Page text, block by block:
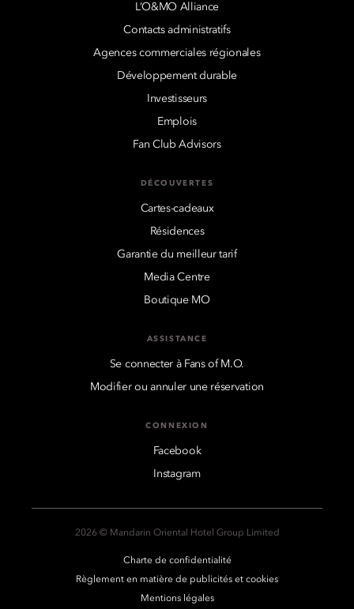
L’O&MO Alliance
Contacts administratifs
Agences commerciales régionales
Développement durable
Investisseurs
Emplois
Fan Club Advisors
DÉCOUVERTES
Cartes-cadeaux
Résidences
Garantie du meilleur tarif
Media Centre
Boutique MO
ASSISTANCE
Se connecter à Fans of M.O.
Modifier ou annuler une réservation
CONNEXION
Facebook
Instagram
2026 © Mandarin Oriental Hotel Group Limited
Charte de confidentialité
Règlement en matière de publicités et cookies
Mentions légales